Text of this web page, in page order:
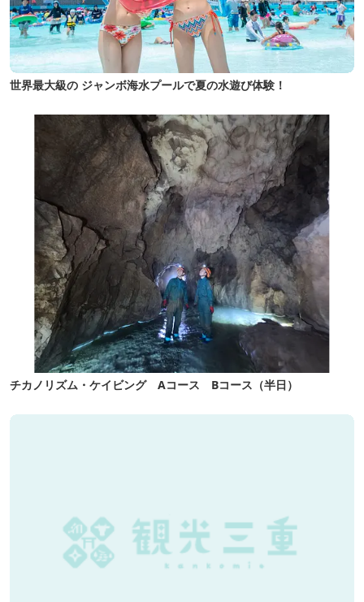
世界最大級の ジャンボ海水プールで夏の水遊び体験！
チカノリズム・ケイビング Aコース Bコース（半日）